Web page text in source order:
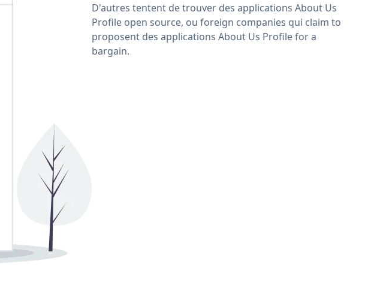
D'autres tentent de trouver des applications About Us
Profile open source, ou foreign companies qui claim to
proposent des applications About Us Profile for a
bargain.